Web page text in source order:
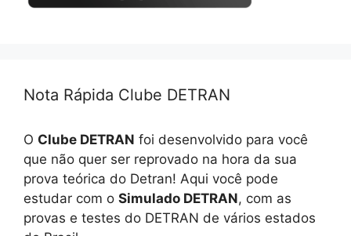
Nota Rápida Clube DETRAN
O Clube DETRAN foi desenvolvido para você
que não quer ser reprovado na hora da sua
prova teórica do Detran! Aqui você pode
estudar com o Simulado DETRAN, com as
provas e testes do DETRAN de vários estados